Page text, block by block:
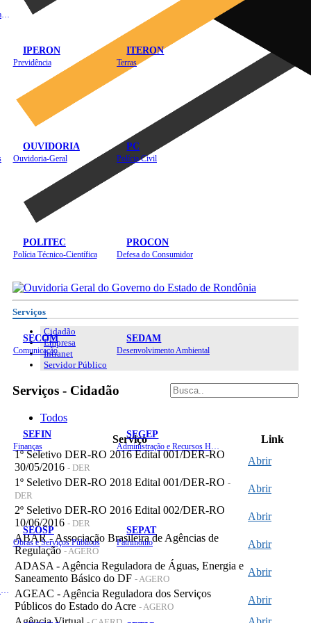
IPERON
Previdência
ITERON
Terras
OUVIDORIA
Ouvidoria-Geral
PC
Polícia Civil
POLITEC
Polícia Técnico-Científica
PROCON
Defesa do Consumidor
SECOM
Comunicação
SEDAM
Desenvolvimento Ambiental
SEFIN
Finanças
SEGEP
SEOSP
Obras e Serviços Públicos
SEPAT
Patrimônio
Serviços
Cidadão
Empresa
Intranet
Servidor Público
Serviços - Cidadão
Todos
Serviço
Link
1º Seletivo DER-RO 2016 Edital 001/DER-RO
30/05/2016 - DER
Abrir
1º Seletivo DER-RO 2018 Edital 001/DER-RO -
DER
Abrir
2º Seletivo DER-RO 2016 Edital 002/DER-RO
10/06/2016 - DER
Abrir
ABAR - Associação Brasileira de Agências de
Regulação- AGERO
Abrir
ADASA - Agência Reguladora de Águas, Energia e
Saneamento Básico do DF - AGERO
Abrir
AGEAC - Agência Reguladora dos Serviços
Públicos do Estado do Acre - AGERO
Abrir